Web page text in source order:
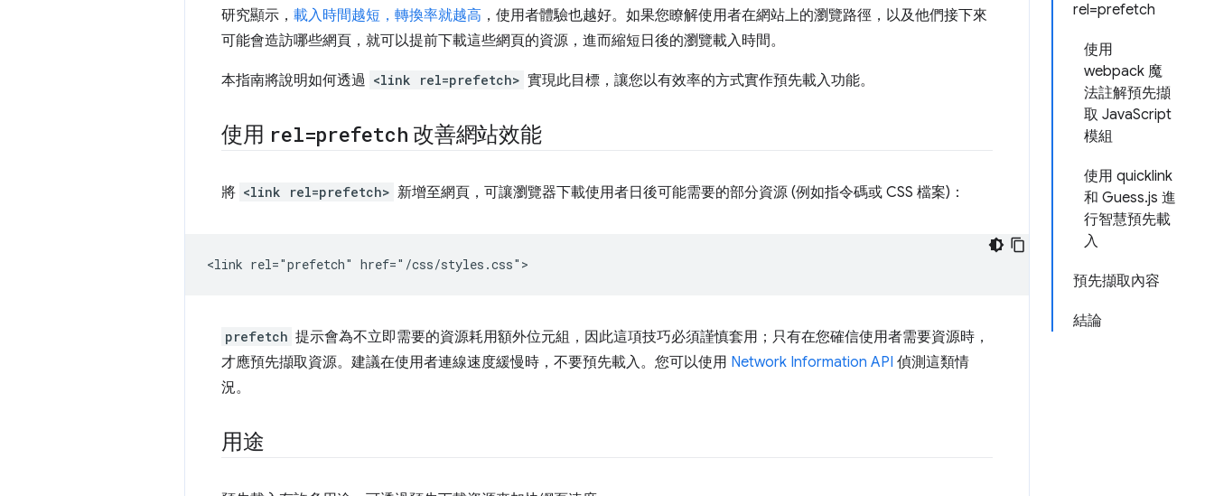
rel=prefetch
使用
webpack 魔
法註解預先擷
取 JavaScript
模組
使用 quicklink
和 Guess.js 進
行智慧預先載
入
預先擷取內容
結論
研究顯示， 載入時間越短，轉換率就越高 ，使用者體驗也越好。如果您瞭解使用者在網站上的瀏覽路徑，以及他們接下來
可能會造訪哪些網頁，就可以提前下載這些網頁的資源，進而縮短日後的瀏覽載入時間。
本指南將說明如何透過 <link rel=prefetch> 實現此目標，讓您以有效率的方式實作預先載入功能。
使用 rel=prefetch 改善網站效能
將 <link rel=prefetch> 新增至網頁，可讓瀏覽器下載使用者日後可能需要的部分資源 (例如指令碼或 CSS 檔案)：
prefetch 提示會為不立即需要的資源耗用額外位元組，因此這項技巧必須謹慎套用；只有在您確信使用者需要資源時，
才應預先擷取資源。建議在使用者連線速度緩慢時，不要預先載入。您可以使用 Network Information API 偵測這類情
況。
用途